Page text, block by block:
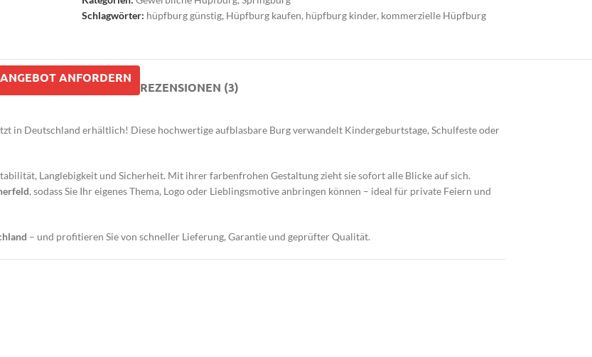
Schlagwörter: hüpfburg günstig, Hüpfburg kaufen, hüpfburg kinder, kommerzielle Hüpfburg
ANGEBOT ANFORDERN
REZENSIONEN (3)
in Deutschland erhältlich! Diese hochwertige aufblasbare Burg verwandelt Kindergeburtstage, Schulfeste oder
Langlebigkeit und Sicherheit. Mit ihrer farbenfrohen Gestaltung zieht sie sofort alle Blicke auf sich.
, sodass Sie Ihr eigenes Thema, Logo oder Lieblingsmotive anbringen können – ideal für private Feiern und
– und profitieren Sie von schneller Lieferung, Garantie und geprüfter Qualität.